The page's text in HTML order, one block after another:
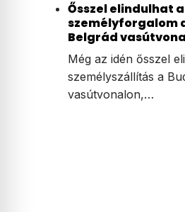
Ősszel elindulhat a
személyforgalom
Belgrád
Még az idén ősszel
személyszállítás a
vasútvonalon,…